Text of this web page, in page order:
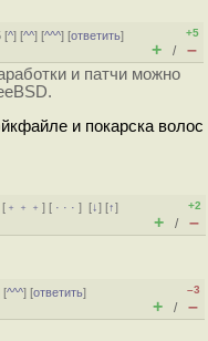
[^] [^^] [^^^] [ответить]
+5
+ / –
и патчи можно
и покарска волос
[ ﹢﹢﹢] [ · · ·][↓] [↑]
+2
+ / –
[^^^] [ответить]
–3
+ / –